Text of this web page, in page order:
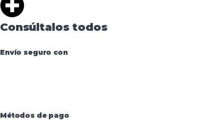
Consúltalos todos
Envío seguro con
Métodos de pago